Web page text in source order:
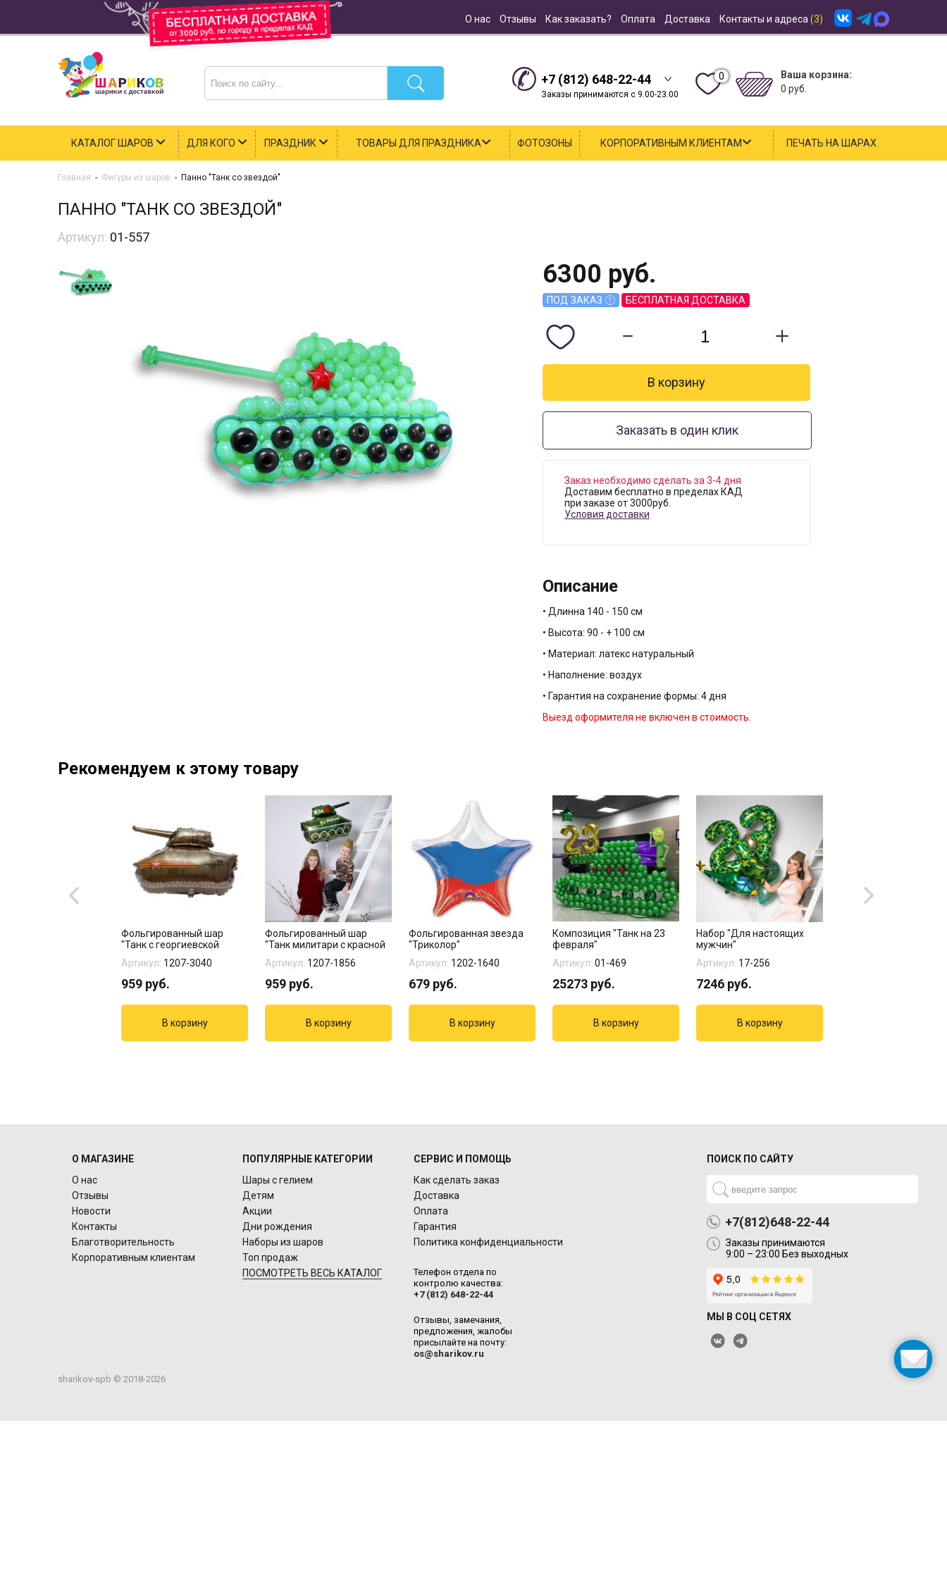
О нас Отзывы Как заказать? Оплата Доставка Контакты и адреса (3)
+7 (812) 648-22-44
Заказы принимаются с 9.00-23.00
0
Ваша корзина:
0 руб.
КАТАЛОГ ШАРОВ ДЛЯ КОГО ПРАЗДНИК ТОВАРЫ ДЛЯ ПРАЗДНИКА ФОТОЗОНЫ КОРПОРАТИВНЫМ КЛИЕНТАМ ПЕЧАТЬ НА ШАРАХ
Главная - Фигуры из шаров - Панно "Танк со звездой"
ПАННО "ТАНК СО ЗВЕЗДОЙ"
Артикул: 01-557
6300 руб.
ПОД ЗАКАЗ БЕСПЛАТНАЯ ДОСТАВКА
Заказать в один клик
Заказ необходимо сделать за 3-4 дня
Доставим бесплатно в пределах КАД
при заказе от 3000руб.
Условия доставки
Описание
• Длинна 140 - 150 см
• Высота: 90 - + 100 см
• Материал: латекс натуральный
• Наполнение: воздух
• Гарантия на сохранение формы: 4 дня
Выезд оформителя не включен в стоимость.
Рекомендуем к этому товару
Фольгированный шар
"Танк с георгиевской
Артикул: 1207-3040
959 руб.
Фольгированный шар
"Танк милитари с красной
Артикул: 1207-1856
959 руб.
Фольгированная звезда
"Триколор"
Артикул: 1202-1640
679 руб.
Композиция "Танк на 23
февраля"
Артикул: 01-469
25273 руб.
Набор "Для настоящих
мужчин"
Артикул: 17-256
7246 руб.
О МАГАЗИНЕ
О нас
Отзывы
Новости
Контакты
Благотворительность
Корпоративным клиентам
ПОПУЛЯРНЫЕ КАТЕГОРИИ
Шары с гелием
Детям
Акции
Дни рождения
Наборы из шаров
Топ продаж
ПОСМОТРЕТЬ ВЕСЬ КАТАЛОГ
СЕРВИС И ПОМОЩЬ
Как сделать заказ
Доставка
Оплата
Гарантия
Политика конфиденциальности
Телефон отдела по
контролю качества:
+7 (812) 648-22-44
Отзывы, замечания,
предложения, жалобы
присылайте на почту:
os@sharikov.ru
ПОИСК ПО САЙТУ
+7(812)648-22-44
Заказы принимаются
9:00 – 23:00 Без выходных
МЫ В СОЦ СЕТЯХ
sharikov-spb © 2018-2026